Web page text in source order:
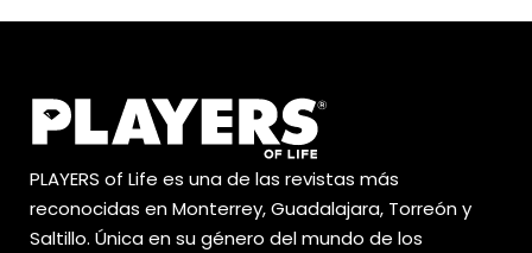
PLAYERS of Life es una de las revistas más
reconocidas en Monterrey, Guadalajara, Torreón y
Saltillo. Única en su género del mundo de los